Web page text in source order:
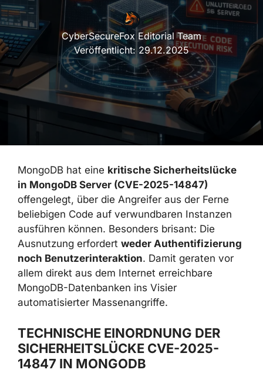
CyberSecureFox Editorial Team
Veröffentlicht:29.12.2025
MongoDB hat eine kritische Sicherheitslücke
in MongoDB Server (CVE-2025-14847)
offengelegt, über die Angreifer aus der Ferne
beliebigen Code auf verwundbaren Instanzen
ausführen können. Besonders brisant: Die
Ausnutzung erfordert weder
Authentifizierung noch Benutzerinteraktion.
Damit geraten vor allem direkt aus dem
Internet erreichbare MongoDB-Datenbanken
ins Visier automatisierter Massenangriffe.
TECHNISCHE EINORDNUNG DER
SICHERHEITSLÜCKE CVE-2025-
14847 IN MONGODB